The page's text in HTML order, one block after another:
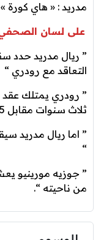
مدريد : « هاي كورة »
على لسان
التعاقد مع رودري “
” رودري يمتلك
ثلاث سنوات مقابل 15 مليون يورو في الموسم “
“
” جوزيه مورينيو
من ناحيته “.